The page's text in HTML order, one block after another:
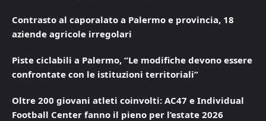
Contrasto al caporalato a Palermo e provincia, 18
aziende agricole irregolari
Piste ciclabili a Palermo, “Le modifiche devono essere
confrontate con le istituzioni territoriali”
Oltre 200 giovani atleti coinvolti: AC47 e Individual
Football Center fanno il pieno per l’estate 2026